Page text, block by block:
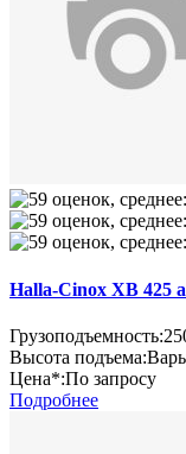
Halla-Cinox XB 425
Грузоподъемность:
Высота подъема:
Цена*:По запросу
Подробнее